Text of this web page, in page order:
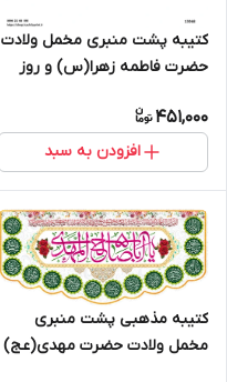
کتیبه پشت منبری مخمل ولادت
حضرت فاطمه زهرا(س) و روز
451,000
افزودن به سبد
کتیبه مذهبی پشت منبری
مخمل ولادت حضرت مهدی(عج)